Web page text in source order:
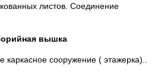
листов. Соединение
вышка
каркасное сооружение ( этажерка)..